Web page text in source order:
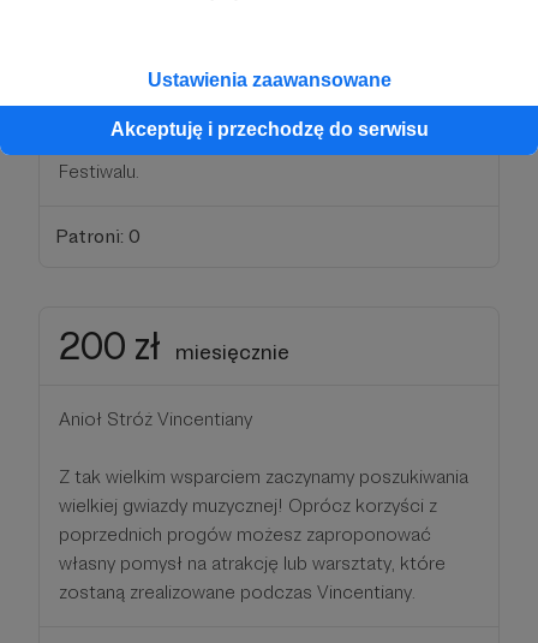
Ustawienia zaawansowane
Akceptuję i przechodzę do serwisu
Z takim partnerem współpraca to sama
przyjemność! Oprócz korzyści z poprzednich
progów otrzymujesz od nas gadżety z logiem
Festiwalu.
Patroni: 0
200 zł miesięcznie
Anioł Stróż Vincentiany
Z tak wielkim wsparciem zaczynamy poszukiwania
wielkiej gwiazdy muzycznej! Oprócz korzyści z
poprzednich progów możesz zaproponować
własny pomysł na atrakcję lub warsztaty, które
zostaną zrealizowane podczas Vincentiany.